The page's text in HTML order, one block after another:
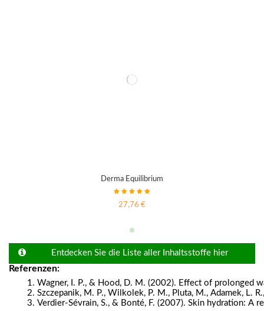
Derma Equilibrium
27,76 €
Entdecken Sie die Liste aller Inhaltsstoffe hier
Referenzen:
Wagner, I. P., & Hood, D. M. (2002). Effect of prolonged
Szczepanik, M. P., Wilkolek, P. M., Pluta, M., Adamek, L.
Verdier-Sévrain, S., & Bonté, F. (2007). Skin hydration: A